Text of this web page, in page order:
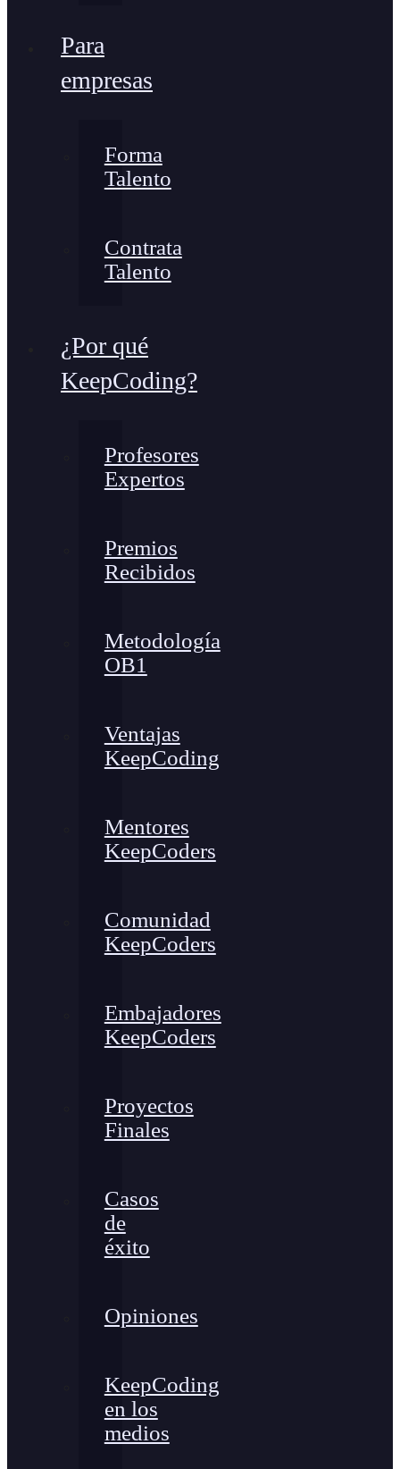
Para
empresas
Forma
Talento
Contrata
Talento
¿Por qué
KeepCoding?
Profesores
Expertos
Premios
Recibidos
Metodología
OB1
Ventajas
KeepCoding
Mentores
KeepCoders
Comunidad
KeepCoders
Embajadores
KeepCoders
Proyectos
Finales
Casos
de
éxito
Opiniones
KeepCoding
en los
medios